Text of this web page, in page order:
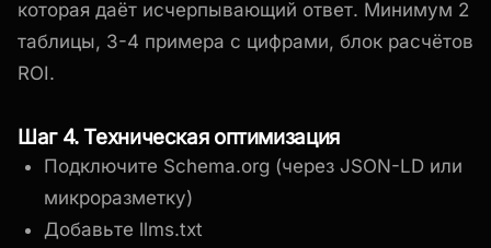
которая даёт исчерпывающий ответ. Минимум 2
таблицы, 3-4 примера с цифрами, блок расчётов
ROI.
Шаг 4. Техническая оптимизация
Подключите Schema.org (через JSON-LD или
микроразметку)
Добавьте llms.txt